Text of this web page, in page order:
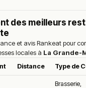
des meilleurs
et avis Rankeat pour
locales à La Grande-
Distance Type de
Brasserie,